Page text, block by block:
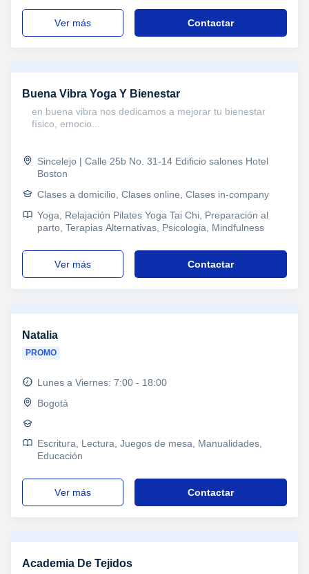
ver más Contactar
Buena Vibra Yoga Y Bienestar
en buena vibra nos dedicamos a mejorar tu bienestar
físico, emocio...
Sincelejo | Calle 25b No. 31-14 Edificio salones Hotel
Boston
Clases a domicilio, Clases online, Clases in-company
Yoga, Relajación Pilates Yoga Tai Chi, Preparación al
parto, Terapias Alternativas, Psicologia, Mindfulness
ver más Contactar
Natalia
PROMO
Lunes a Viernes: 7:00 - 18:00
Bogotá
Escritura, Lectura, Juegos de mesa, Manualidades,
Educación
ver más Contactar
Academia De Tejidos